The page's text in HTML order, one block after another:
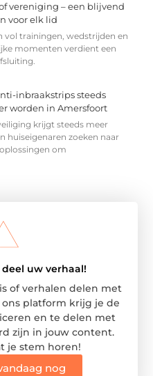
vereniging – een blijvend
voor elk lid
vol trainingen, wedstrijden en
momenten verdient een
inbraakstrips steeds
worden in Amersfoort
krijgt steeds meer
huiseigenaren zoeken naar
om
uw verhaal!
of verhalen delen met
platform krijg je de
en te delen met
zijn in jouw content.
je stem horen!
nog